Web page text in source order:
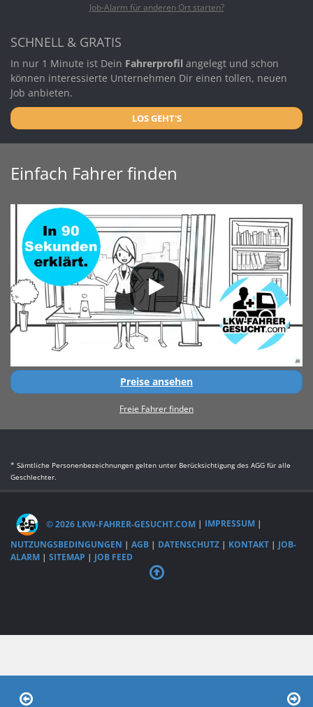
Job-Alarm für anderen Ort starten?
SCHNELL & GRATIS
In nur 1 Minute ist Dein Fahrerprofil angelegt und schon
können interessierte Unternehmen Dir einen tollen, neuen
Job anbieten.
LOS GEHT'S
Einfach Fahrer finden
Preise ansehen
Freie Fahrer finden
* Sämtliche Personenbezeichnungen gelten unter Berücksichtigung des AGG für alle
Geschlechter.
© 2026 LKW-FAHRER-GESUCHT.COM | IMPRESSUM |
NUTZUNGSBEDINGUNGEN | AGB | DATENSCHUTZ | KONTAKT | JOB-
ALARM | SITEMAP | JOB FEED